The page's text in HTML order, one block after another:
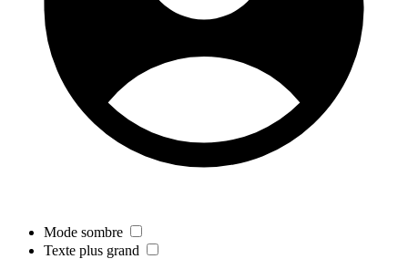
Mode sombre
Texte plus grand